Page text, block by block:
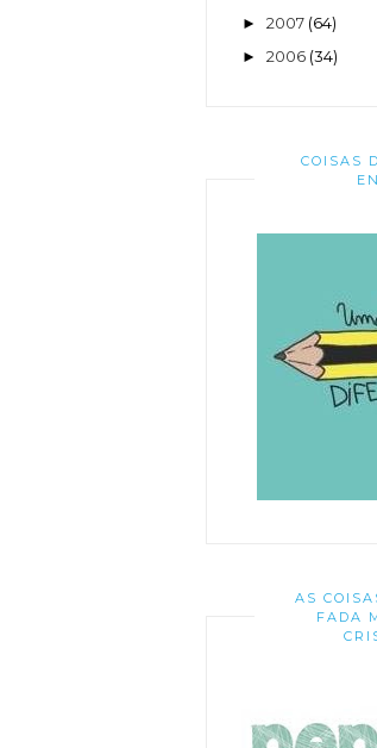
► 2007 (64)
► 2006 (34)
COISAS
AS
FADA